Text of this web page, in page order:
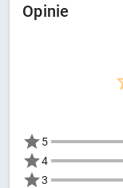
Opinie
5
4
3